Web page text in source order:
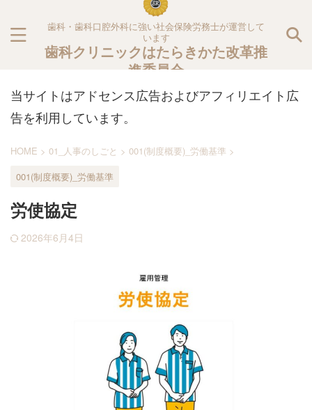
歯科・歯科口腔外科に強い社会保険労務士が運営して
います
歯科クリニックはたらきかた改革推
進委員会
当サイトはアドセンス広告およびアフィリエイト広
告を利用しています。
HOME > 01_人事のしごと > 001(制度概要)_労働基準 >
001(制度概要)_労働基準
労使協定
2026年6月4日